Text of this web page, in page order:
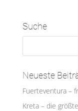
Suche
Neueste
Fuerteventura –
Kreta – die